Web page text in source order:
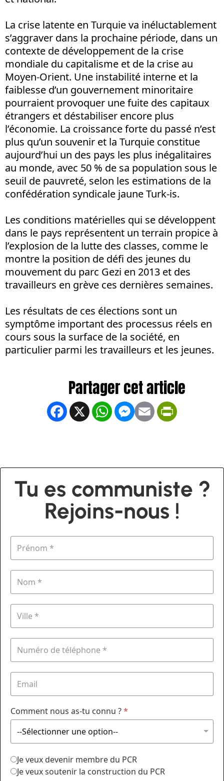
La crise latente en Turquie va inéluctablement
s’aggraver dans la prochaine période, dans un
contexte de développement de la crise
mondiale du capitalisme et de la crise au
Moyen-Orient. Une instabilité interne et la
faiblesse d’un gouvernement minoritaire
pourraient provoquer une fuite des capitaux
étrangers et déstabiliser encore plus
l’économie. La croissance forte du passé n’est
plus qu’un souvenir et la Turquie constitue
aujourd’hui un des pays les plus inégalitaires
au monde, avec 50 % de sa population sous le
seuil de pauvreté, selon les estimations de la
confédération syndicale jaune Turk-is.
Les conditions matérielles qui se développent
dans le pays représentent un terrain propice à
l’explosion de la lutte des classes, comme le
montre la position de défi des jeunes du
mouvement du parc Gezi en 2013 et des
travailleurs en grève ces dernières semaines.
Les résultats de ces élections sont un
symptôme important des processus réels en
cours sous la surface de la société, en
particulier parmi les travailleurs et les jeunes.
Facebook
X WhatsApp
Messenger
Email
Tu es communiste ?
Rejoins-nous !
Comment nous as-tu connu ?*
Je veux devenir membre du PCR
Je veux soutenir la construction du PCR